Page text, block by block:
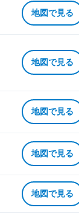
地図で見る
地図で見る
地図で見る
地図で見る
地図で見る